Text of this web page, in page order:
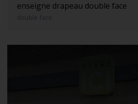
enseigne drapeau double face
double face